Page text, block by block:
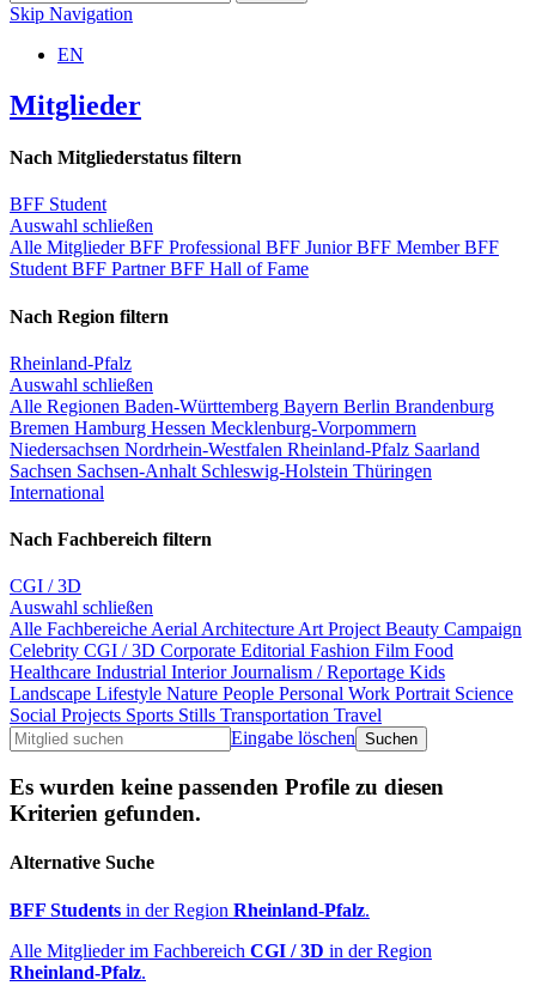
Skip Navigation
EN
Mitglieder
Nach Mitgliederstatus filtern
BFF Student
Auswahl schließen
Alle MitgliederBFF Professional BFF JuniorBFF MemberBFF
Student BFF PartnerBFF Hall of Fame
Nach Region filtern
Rheinland-Pfalz
Auswahl schließen
Alle Regionen Baden-Württemberg Bayern Berlin Brandenburg
Bremen Hamburg Hessen Mecklenburg-Vorpommern
Niedersachsen Nordrhein-Westfalen Rheinland-Pfalz Saarland
Sachsen Sachsen-Anhalt Schleswig-Holstein Thüringen
International
Nach Fachbereich filtern
CGI / 3D
Auswahl schließen
Alle Fachbereiche Aerial Architecture Art Project Beauty Campaign
Celebrity CGI / 3D Corporate Editorial Fashion Film Food
Healthcare Industrial InteriorJournalism / Reportage Kids
Landscape Lifestyle Nature People Personal Work Portrait Science
Social Projects Sports Stills Transportation Travel
Eingabe löschen
Es wurden keine passenden Profile zu diesen
Kriterien gefunden.
Alternative Suche
BFF Students in der Region Rheinland-Pfalz.
Alle Mitglieder im Fachbereich CGI / 3D in der Region
Rheinland-Pfalz.